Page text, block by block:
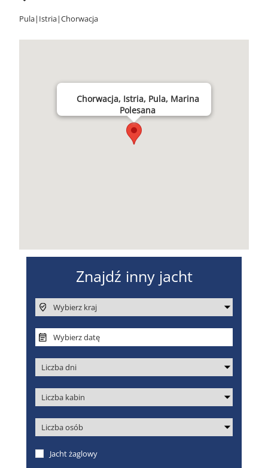
Pula|Istria|Chorwacja
Chorwacja, Istria, Pula, Marina
Polesana